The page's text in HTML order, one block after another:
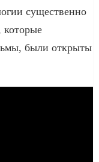
существенно
которые
были открыты